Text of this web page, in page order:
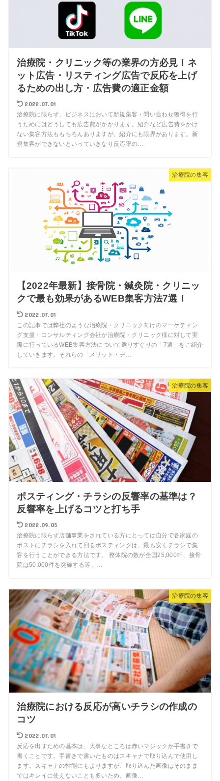
治療院・クリニック等の業界の方必見！ネ
ット広告・リスティング広告で反応を上げ
るための出し方・広告費の適正金額
2022.07.01
治療院に限らず、ビジネスにおいて新規集客・問い合わせ獲得を行
うためにはどうしても広告費がかかります。紹介など広告費をかけ
ない集客方法ももちろんありますが、紹介にも限界があります。新
規集客ができないといっていきなり反応率の…
治療院の集客
【2022年最新】接骨院・鍼灸院・クリニッ
クで最も効果があるWEB集客方法7選！
2022.07.01
この記事では弊社のような治療院・クリニック向けのマーケティン
グ支援・コンサルティング会社が治療院・クリニック様に対して実
際に行っているWEB集客方法について選りすぐりの「7選」をご紹介
していきます。それらの「メリット・デ…
治療院の集客
ポスティング・チラシの反響率の基準は？
反響率を上げるコツと打ち手
2022.09.05
治療院に限らず店舗事業をされている方にとっては自分で各家庭の
ポストにチラシを入れて回るポスティングは、最も安くチラシで集
客を行うことができる方法です。 整体院の数が全国25,000軒、接骨
院は50,000件を突破する等、…
治療院の集客
治療院における反応が高いチラシの作成の
コツ
2022.07.01
反応を出すための基本は、大事なところは赤いマジックか手書きで
書くことです。手書きで書いたものはスキャナで取り込んで使用し
ます。スキャナの性能にもよりますが、取り込んだ画像はそのまま
ではキレイに使えないことも多いため、画像…